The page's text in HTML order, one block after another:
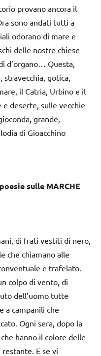
provano ancora il
sono andati tutti a
odorano di mare e
delle nostre chiese
d’organo… Questa,
stravecchia, gotica,
il Catria, Urbino e il
deserte, sulle vecchie
grande,
di Gioacchino
sulle MARCHE
di frati vestiti di nero,
che chiamano alle
e trafelato.
colpo di vento, di
dell’uomo tutte
a campanili che
Ogni sera, dopo la
hanno il colore delle
E se vi